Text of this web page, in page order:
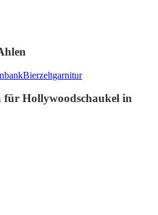
Bierzeltgarnitur
für Hollywoodschaukel in